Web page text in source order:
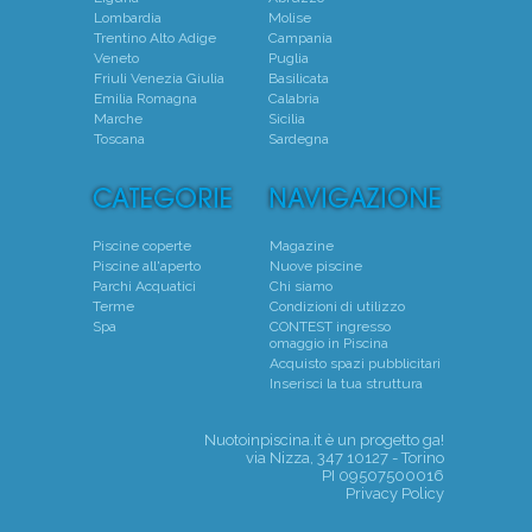
Lombardia
Trentino Alto Adige
Veneto
Friuli Venezia Giulia
Emilia Romagna
Marche
Toscana
Molise
Campania
Puglia
Basilicata
Calabria
Sicilia
Sardegna
Piscine coperte
Piscine all'aperto
Parchi Acquatici
Terme
Spa
Magazine
Nuove piscine
Chi siamo
Condizioni di utilizzo
CONTEST ingresso
omaggio in Piscina
Acquisto spazi pubblicitari
Inserisci la tua struttura
Nuotoinpiscina.it è un progetto ga!
via Nizza, 347 10127 - Torino
PI 09507500016
Privacy Policy